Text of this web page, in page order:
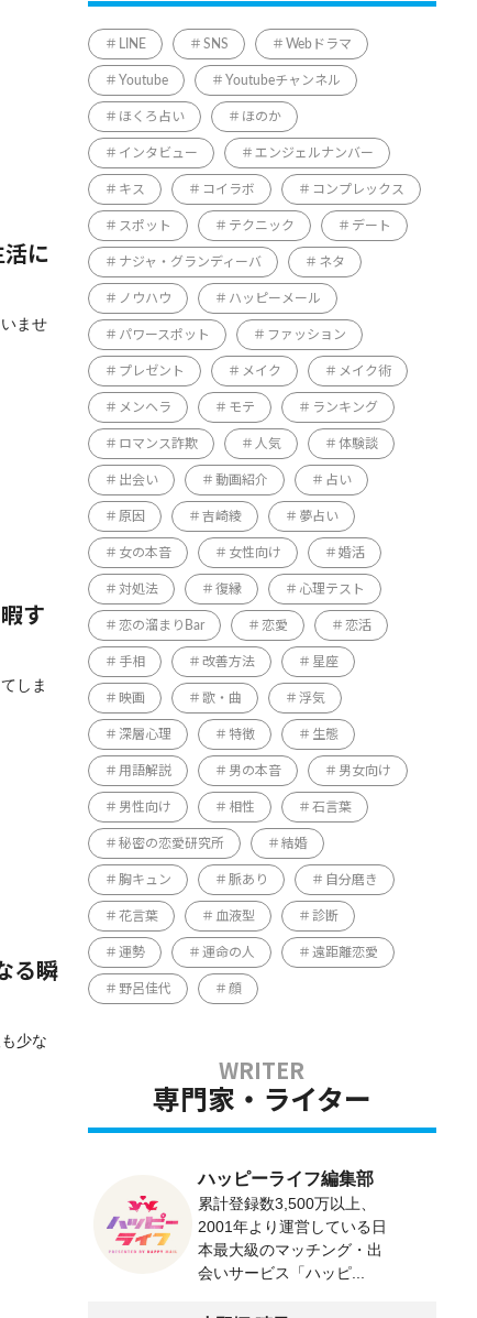
に
ませ
す
しま
る瞬
少な
LINE SNS Webドラマ
Youtube Youtubeチャンネル
ほくろ占い ほのか
インタビュー エンジェルナンバー
キス コイラボ コンプレックス
スポット テクニック デート
ナジャ・グランディーバ ネタ
ノウハウ ハッピーメール
パワースポット ファッション
プレゼント メイク メイク術
メンヘラ モテ ランキング
ロマンス詐欺 人気 体験談
出会い 動画紹介 占い
原因 吉崎綾 夢占い
女の本音 女性向け 婚活
対処法 復縁 心理テスト
恋の溜まりBar 恋愛 恋活
手相 改善方法 星座
映画 歌・曲 浮気
深層心理 特徴 生態
用語解説 男の本音 男女向け
男性向け 相性 石言葉
秘密の恋愛研究所 結婚
胸キュン 脈あり 自分磨き
花言葉 血液型 診断
運勢 運命の人 遠距離恋愛
野呂佳代 顔
専門家・ライター
ハッピーライフ編集部
累計登録数3,500万以上、
2001年より運営している日
本最大級のマッチング・出
会いサービス「ハッピ...